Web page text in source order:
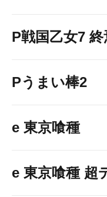
P戦国乙女7
Pうまい棒2
e 東京喰種
e 東京喰種 超